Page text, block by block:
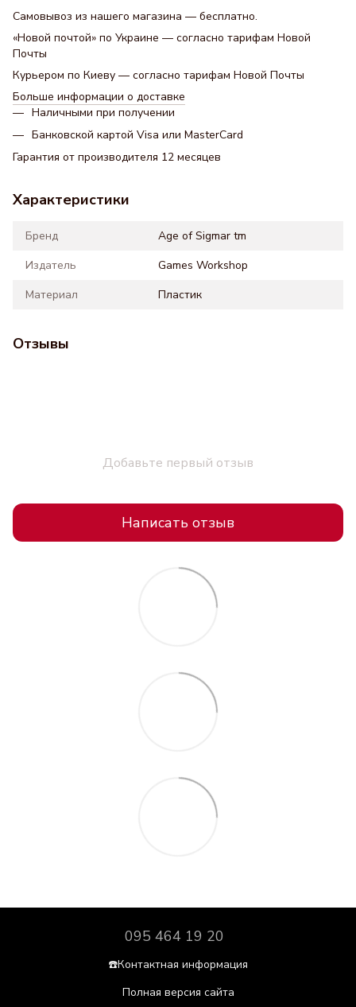
Самовывоз из нашего магазина — бесплатно.
«Новой почтой» по Украине — согласно тарифам Новой
Почты
Курьером по Киеву — согласно тарифам Новой Почты
Больше информации о доставке
Наличными при получении
Банковской картой Visa или MasterCard
Гарантия от производителя 12 месяцев
Характеристики
Бренд
Age of Sigmar tm
Издатель
Games Workshop
Материал
Пластик
Отзывы
Добавьте первый отзыв
Написать отзыв
095 464 19 20
☎️Контактная информация
Полная версия сайта